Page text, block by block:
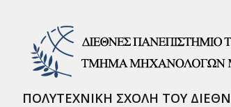
ΠΟΛΥΤΕΧΝΙΚΗ ΣΧΟΛΗ ΤΟΥ